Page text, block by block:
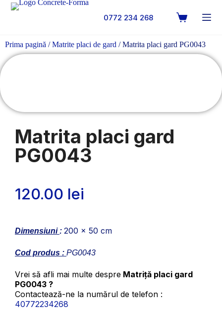
0772 234 268
Prima pagină /Matrite placi de gard / Matrita placi gard PG0043
Matrita placi gard
PG0043
120.00 lei
Dimensiuni : 200 x 50 cm
Cod produs : PG0043
Vrei să afli mai multe despre Matriță placi gard
PG0043 ?
Contactează-ne la numărul de telefon :
40772234268